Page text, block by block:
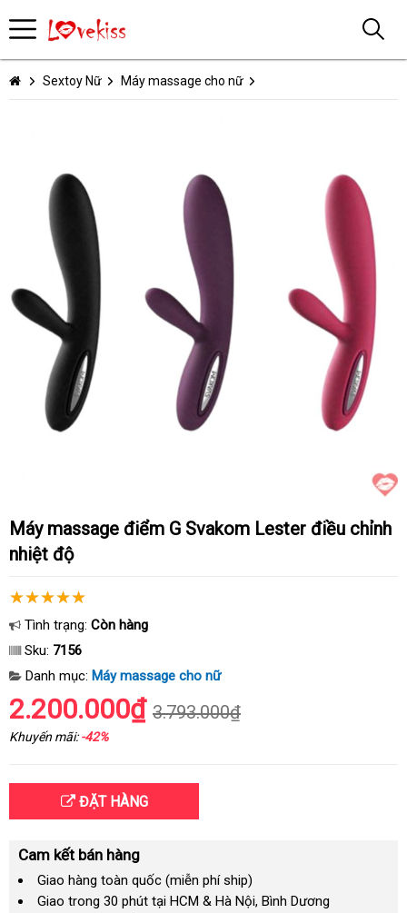
Sextoy Nữ Máy massage cho nữ
Máy massage điểm G Svakom Lester điều chỉnh
nhiệt độ
Tình trạng: Còn hàng
Sku: 7156
Danh mục: Máy massage cho nữ
2.200.000₫ 3.793.000₫
Khuyến mãi:-42%
ĐẶT HÀNG
Cam kết bán hàng
Giao hàng toàn quốc (miễn phí ship)
Giao trong 30 phút tại HCM & Hà Nội, Bình Dương